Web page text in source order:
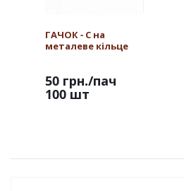
ГАЧОК - С на
металеве кільце
50 грн./пач
100 шт